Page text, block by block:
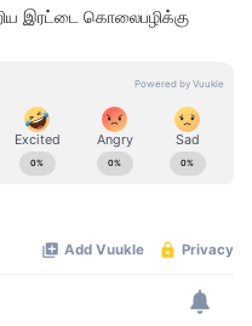
இரட்டை கொலைபழிக்கு